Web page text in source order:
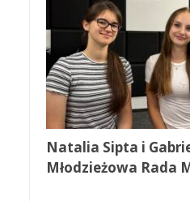
Natalia Sipta i
Młodzieżowa Rada